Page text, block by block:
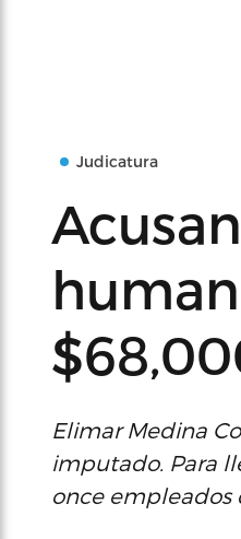
Judicatura
Elimar Medina
imputado. Para
once empleados